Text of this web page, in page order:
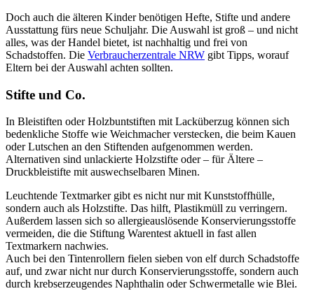
Doch auch die älteren Kinder benötigen Hefte, Stifte und andere
Ausstattung fürs neue Schuljahr. Die Auswahl ist groß – und nicht
alles, was der Handel bietet, ist nachhaltig und frei von
Schadstoffen. Die Verbraucherzentrale NRW gibt Tipps, worauf
Eltern bei der Auswahl achten sollten.
Stifte und Co.
In Bleistiften oder Holzbuntstiften mit Lacküberzug können sich
bedenkliche Stoffe wie Weichmacher verstecken, die beim Kauen
oder Lutschen an den Stiftenden aufgenommen werden.
Alternativen sind unlackierte Holzstifte oder – für Ältere –
Druckbleistifte mit auswechselbaren Minen.
Leuchtende Textmarker gibt es nicht nur mit Kunststoffhülle,
sondern auch als Holzstifte. Das hilft, Plastikmüll zu verringern.
Außerdem lassen sich so allergieauslösende Konservierungsstoffe
vermeiden, die die Stiftung Warentest aktuell in fast allen
Textmarkern nachwies.
Auch bei den Tintenrollern fielen sieben von elf durch Schadstoffe
auf, und zwar nicht nur durch Konservierungsstoffe, sondern auch
durch krebserzeugendes Naphthalin oder Schwermetalle wie Blei.